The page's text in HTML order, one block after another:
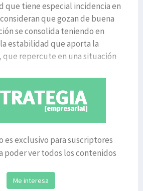
que tiene especial incidencia en
que gozan de buena
se consolida teniendo en
estabilidad que aporta la
repercute en una situación
es exclusivo para suscriptores
poder ver todos los contenidos
Me interesa